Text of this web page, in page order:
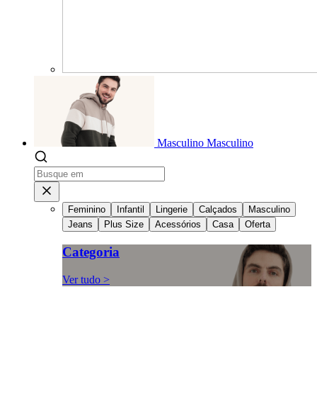
Masculino Masculino
Feminino Infantil Lingerie Calçados
Masculino
Jeans
Plus Size Acessórios Casa Oferta
Categoria
Ver tudo >